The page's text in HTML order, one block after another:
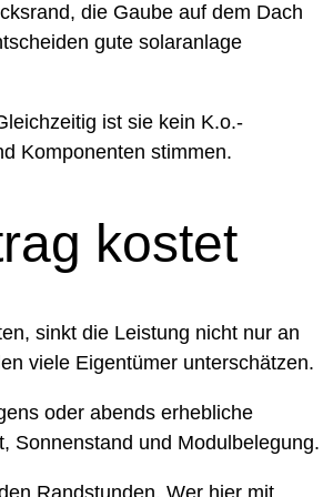
die Gaube auf dem Dach
gute solaranlage
ist sie kein K.o.-
Komponenten stimmen.
kostet
sinkt die Leistung nicht nur an
viele Eigentümer unterschätzen.
oder abends erhebliche
Sonnenstand und Modulbelegung.